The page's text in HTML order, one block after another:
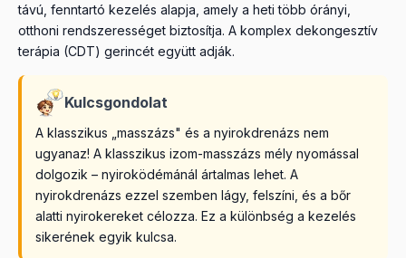
távú, fenntartó kezelés alapja, amely a heti több órányi,
otthoni rendszerességet biztosítja. A komplex dekongesztív
terápia (CDT) gerincét együtt adják.
Kulcsgondolat
A klasszikus „masszázs" és a nyirokdrenázs nem
ugyanaz! A klasszikus izom-masszázs mély nyomással
dolgozik – nyiroködémánál ártalmas lehet. A
nyirokdrenázs ezzel szemben lágy, felszíni, és a bőr
alatti nyirokereket célozza. Ez a különbség a kezelés
sikerének egyik kulcsa.